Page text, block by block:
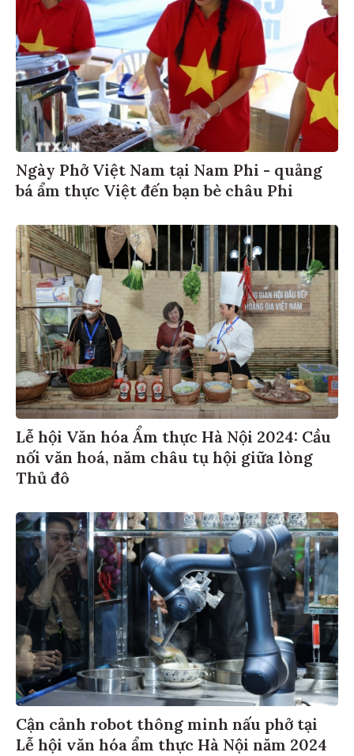
Ngày Phở Việt Nam tại Nam Phi - quảng
bá ẩm thực Việt đến bạn bè châu Phi
Lễ hội Văn hóa Ẩm thực Hà Nội 2024: Cầu
nối văn hoá, năm châu tụ hội giữa lòng
Thủ đô
Cận cảnh robot thông minh nấu phở tại
Lễ hội văn hóa ẩm thực Hà Nội năm 2024